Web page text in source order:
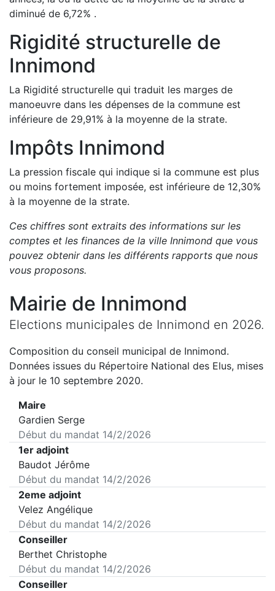
diminué de 6,72% .
Rigidité structurelle de
Innimond
La Rigidité structurelle qui traduit les marges de
manoeuvre dans les dépenses de la commune est
inférieure de 29,91% à la moyenne de la strate.
Impôts Innimond
La pression fiscale qui indique si la commune est plus
ou moins fortement imposée, est inférieure de 12,30%
à la moyenne de la strate.
Ces chiffres sont extraits des informations sur les
comptes et les finances de la ville Innimond que vous
pouvez obtenir dans les différents rapports que nous
vous proposons.
Mairie de Innimond
Elections municipales de Innimond en 2026.
Composition du conseil municipal de Innimond.
Données issues du Répertoire National des Elus, mises
à jour le 10 septembre 2020.
Maire
Gardien Serge
Début du mandat 14/2/2026
1er adjoint
Baudot Jérôme
Début du mandat 14/2/2026
2eme adjoint
Velez Angélique
Début du mandat 14/2/2026
Conseiller
Berthet Christophe
Début du mandat 14/2/2026
Conseiller